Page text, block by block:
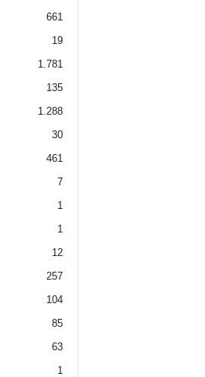
661
19
1.781
135
1.288
30
461
7
1
1
12
257
104
85
63
1